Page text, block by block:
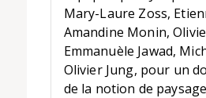
Mary-Laure Zoss,
Amandine Monin,
Emmanuèle Jawad,
Olivier Jung, pour un
de la notion de